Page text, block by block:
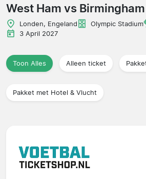
Competities
West Ham vs Birmingham
Londen, Engeland Olympic Stadium
3 April 2027
Toon Alles Alleen ticket
Pakket met Hotel & Vlucht